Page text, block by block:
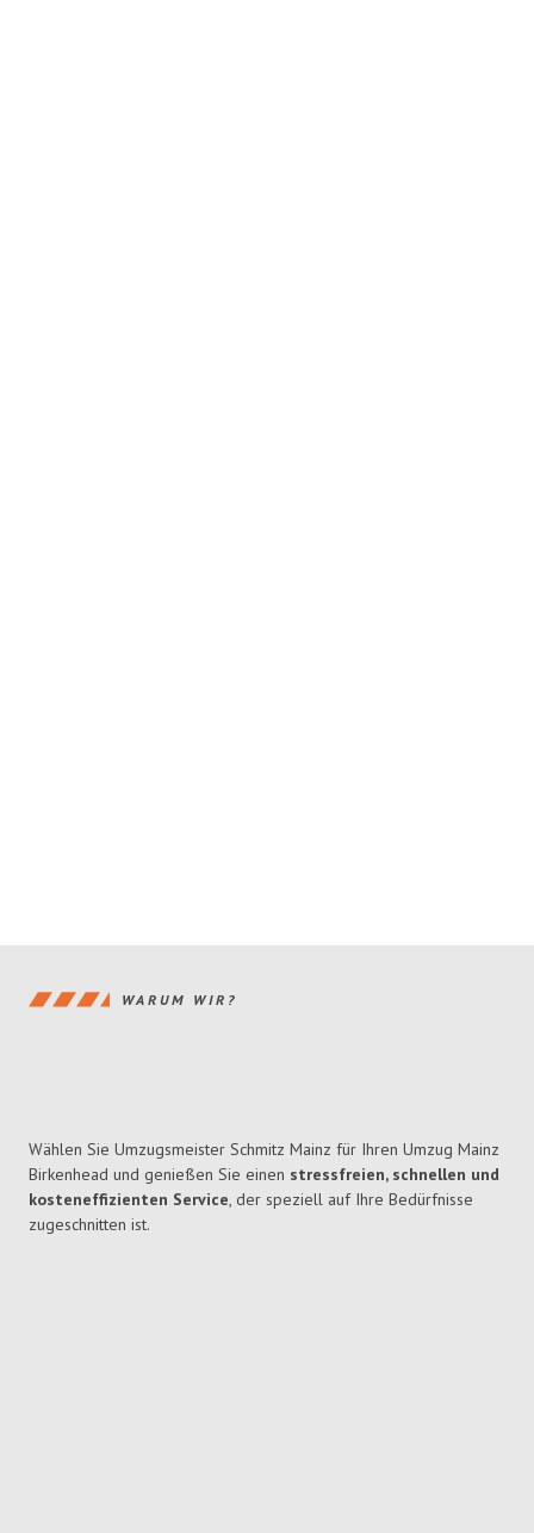
WARUM WIR?
Wählen Sie Umzugsmeister Schmitz Mainz für Ihren Umzug Mainz
Birkenhead und genießen Sie einen stressfreien, schnellen und
kosteneffizienten Service, der speziell auf Ihre Bedürfnisse
zugeschnitten ist.